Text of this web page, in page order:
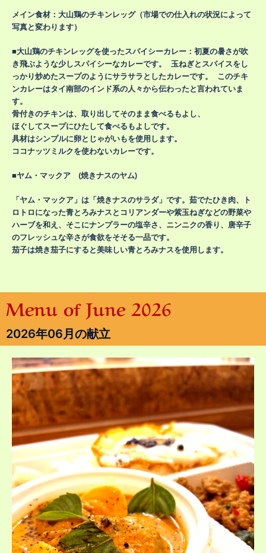
メイン食材：大山鶏のチキンレッグ（市場での仕入れの状況によって
写真と変わります）
■大山鶏のチキンレッグを使ったスパイシーカレー：初夏の暑さが吹
き飛ぶような少しスパイシーなカレーです。 玉ねぎとスパイスをし
っかり炒めたスープのようにサラサラとしたカレーです。 このチキ
ンカレーはタイ南部のインド系の人々から伝わったと言われていま
す。
骨付きのチキンは、取り出してそのまま食べるもよし、
ほぐしてスープにひたして食べるもよしです。
具材はシンプルに卵とじゃがいもを使用します。
ココナッツミルクを使わないカレーです。
■ヤム・マックア (焼きナスのヤム)
「ヤム・マックア」は「焼きナスのサラダ」です。茹でたひき肉、ト
ロトロになった青とろみナスとコリアンダーや紫玉ねぎなどの野菜や
ハーブを和え、そこにナンプラーの塩辛さ、ニンニクの香り、唐辛子
のフレッシュな辛さが食欲をそそる一品です。
茄子は焼き茄子にすると美味しい青とろみナスを使用します。
Menu of June 2026
2026年06月の献立